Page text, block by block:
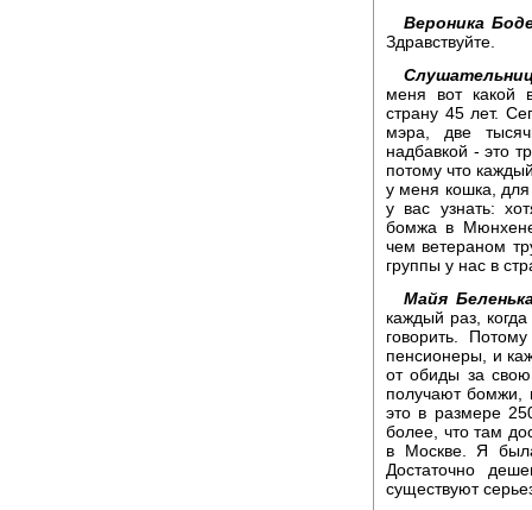
Вероника
Здравствуйте.
меня вот какой
страну 45 лет.
мэра, две
надбавкой - это
потому что
у меня кошка,
у вас узнать:
бомжа в
чем ветераном
группы у нас в
Майя
каждый раз,
говорить.
пенсионеры, и
от обиды за
получают бомжи,
это в размере
более, что там
в Москве. Я
Достаточно
существуют